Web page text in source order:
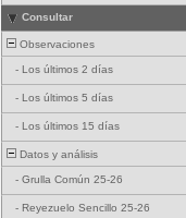
Consultar
Observaciones
- Los últimos 2 días
- Los últimos 5 días
- Los últimos 15 días
Datos y análisis
- Grulla Común 25-26
- Reyezuelo Sencillo 25-26